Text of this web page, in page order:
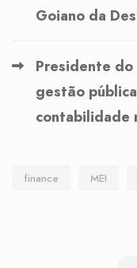
Goiano da
Presidente do
gestão
contabilidade
finance MEI